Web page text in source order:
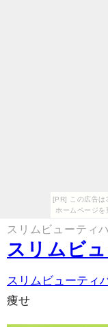
[PR] この広告は
ホームページを
スリムビューティ
スリムビ
スリムビューティ
痩せ